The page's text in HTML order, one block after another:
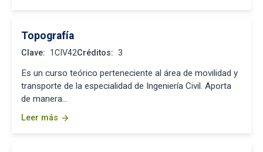
Topografía
Clave: 1CIV42Créditos: 3
Es un curso teórico perteneciente al área de movilidad y
transporte de la especialidad de Ingeniería Civil. Aporta
de manera…
Leer más arrow_forward